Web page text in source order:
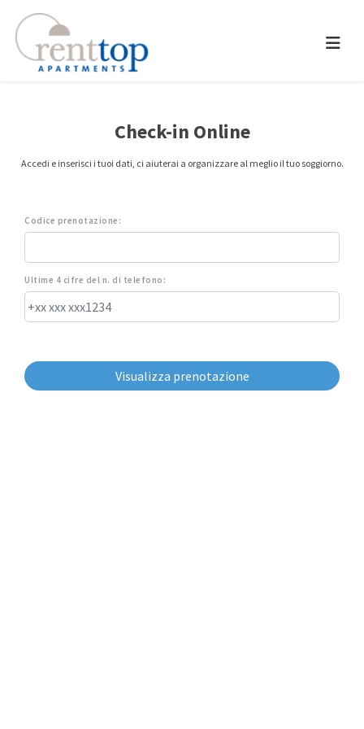
Check-in Online
Accedi e inserisci i tuoi dati, ci aiuterai a organizzare al meglio il tuo soggiorno.
Codice prenotazione:
Ultime 4 cifre del n. di telefono: